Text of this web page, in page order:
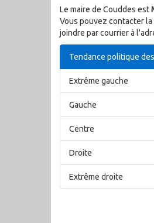
Le maire de Couddes est
Vous pouvez contacter
joindre par courrier à
Tendance politique
Extrême gauche
Gauche
Centre
Droite
Extrême droite